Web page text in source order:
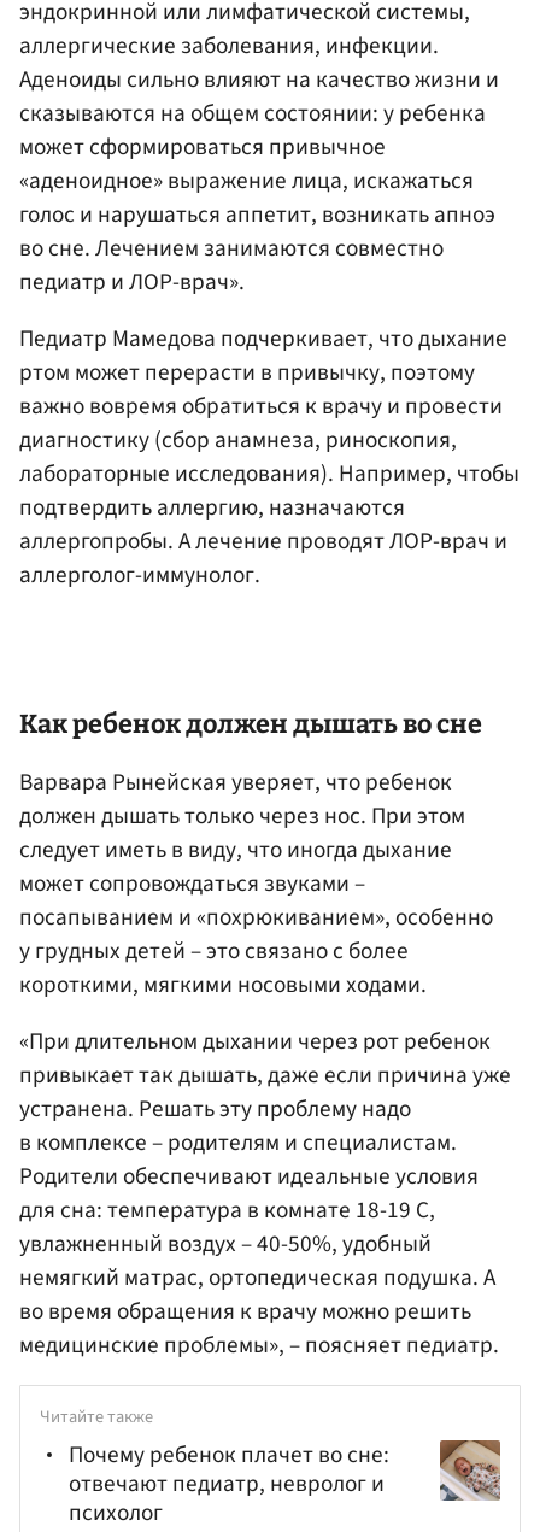
эндокринной или лимфатической системы,
аллергические заболевания, инфекции.
Аденоиды сильно влияют на качество жизни и
сказываются на общем состоянии: у ребенка
может сформироваться привычное
«аденоидное» выражение лица, искажаться
голос и нарушаться аппетит, возникать апноэ
во сне. Лечением занимаются совместно
педиатр и ЛОР-врач».
Педиатр Мамедова подчеркивает, что дыхание
ртом может перерасти в привычку, поэтому
важно вовремя обратиться к врачу и провести
диагностику (сбор анамнеза, риноскопия,
лабораторные исследования). Например, чтобы
подтвердить аллергию, назначаются
аллергопробы. А лечение проводят ЛОР-врач и
аллерголог-иммунолог.
Как ребенок должен дышать во сне
Варвара Рынейская уверяет, что ребенок
должен дышать только через нос. При этом
следует иметь в виду, что иногда дыхание
может сопровождаться звуками –
посапыванием и «похрюкиванием», особенно
у грудных детей – это связано с более
короткими, мягкими носовыми ходами.
«При длительном дыхании через рот ребенок
привыкает так дышать, даже если причина уже
устранена. Решать эту проблему надо
в комплексе – родителям и специалистам.
Родители обеспечивают идеальные условия
для сна: температура в комнате 18-19 С,
увлажненный воздух – 40-50%, удобный
немягкий матрас, ортопедическая подушка. А
во время обращения к врачу можно решить
медицинские проблемы», – поясняет педиатр.
Читайте также
Почему ребенок плачет во сне:
отвечают педиатр, невролог и
психолог